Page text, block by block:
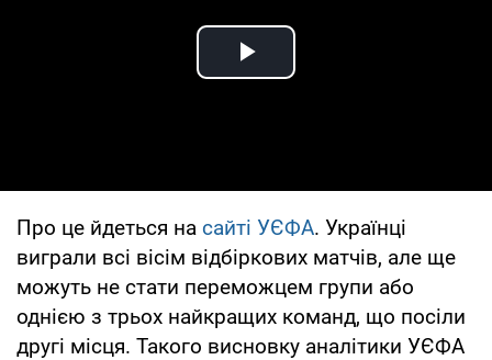
Play Video
Про це йдеться на сайті УЄФА. Українці
виграли всі вісім відбіркових матчів, але ще
можуть не стати переможцем групи або
однією з трьох найкращих команд, що посіли
другі місця. Такого висновку аналітики УЄФА